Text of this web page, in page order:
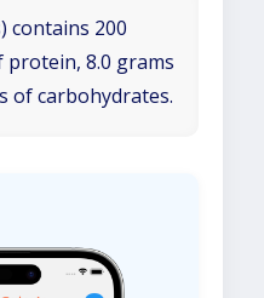
contains 200
protein, 8.0 grams
of carbohydrates.